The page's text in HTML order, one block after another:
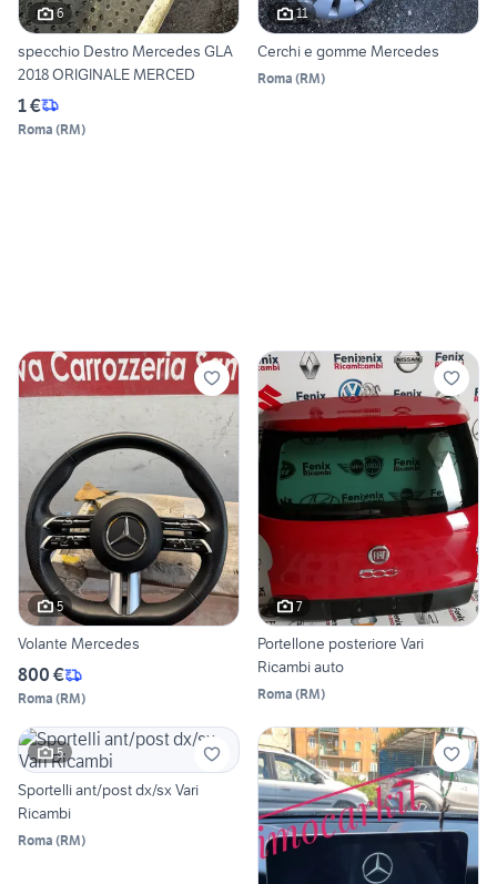
6
specchio Destro Mercedes GLA
2018 ORIGINALE MERCED
1 €
Roma (RM)
11
Cerchi e gomme Mercedes
Roma (RM)
5
Volante Mercedes
800 €
Roma (RM)
7
Portellone posteriore Vari
Ricambi auto
Roma (RM)
5
Sportelli ant/post dx/sx Vari
Ricambi
Roma (RM)